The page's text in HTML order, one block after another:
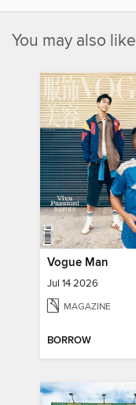
You may also like
Vogue Man
Jul 14 2026
MAGAZINE
BORROW